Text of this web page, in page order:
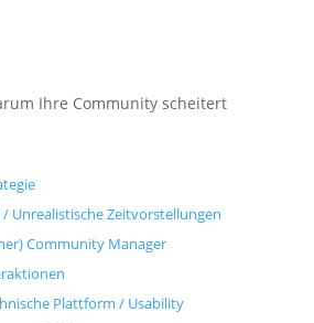
Ihre Community scheitert
/ Unrealistische Zeitvorstellungen
Community Manager
Plattform / Usability